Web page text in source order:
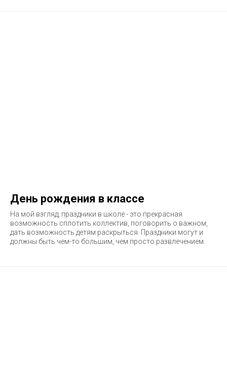
День рождения в классе
На мой взгляд, праздники в школе - это прекрасная
возможность сплотить коллектив, поговорить о важном,
дать возможность детям раскрыться. Праздники могут и
должны быть чем-то большим, чем просто развлечением.